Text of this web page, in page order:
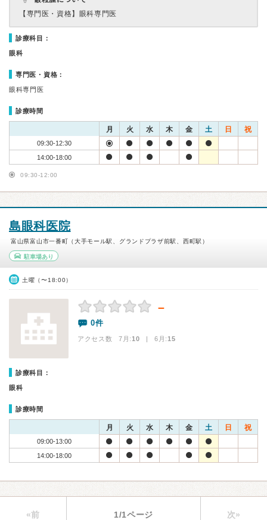
【専門医・資格】 眼科専門医
診療科目：
眼科
専門医・資格：
眼科専門医
診療時間
月 火 水 木 金 土 日 祝
09:30-12:30
14:00-18:00
09:30-12:00
島眼科医院
富山県富山市一番町（大手モール駅、グランドプラザ前駅、西町駅）
駐車場あり
土曜（〜18:00）
－
0件
アクセス数 7月:10 | 6月:15
診療科目：
眼科
診療時間
月 火 水 木 金 土 日 祝
09:00-13:00
14:00-18:00
«前 1/1ページ 次»